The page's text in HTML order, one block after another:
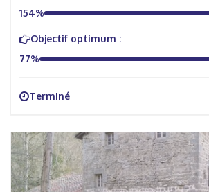
154%
Objectif optimum :
77%
Terminé